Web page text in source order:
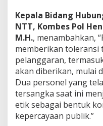
Kepala Bidang
NTT, Kombes Pol
M.H., menambahkan,
memberikan toleransi
pelanggaran,
akan diberikan, mulai
Dua personel yang
tersangka saat ini
etik sebagai bentuk
kepercayaan publik.”